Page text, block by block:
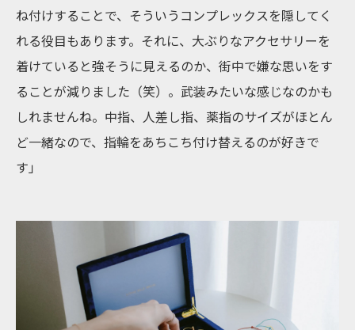
ね付けすることで、そういうコンプレックスを隠してく
れる役目もあります。それに、大ぶりなアクセサリーを
着けていると強そうに見えるのか、街中で嫌な思いをす
ることが減りました（笑）。武装みたいな感じなのかも
しれませんね。中指、人差し指、薬指のサイズがほとん
ど一緒なので、指輪をあちこち付け替えるのが好きで
す」